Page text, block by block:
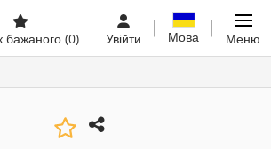
бажаного (0) Увійти Мова Меню